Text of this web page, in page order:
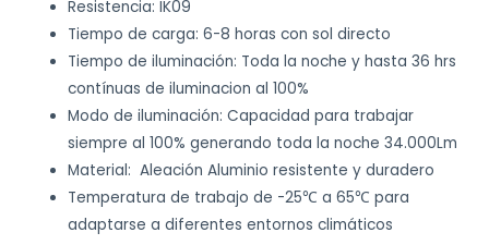
Resistencia: IK09
Tiempo de carga: 6-8 horas con sol directo
Tiempo de iluminación: Toda la noche y hasta 36 hrs
contínuas de iluminacion al 100%
Modo de iluminación: Capacidad para trabajar
siempre al 100% generando toda la noche 34.000Lm
Material: Aleación Aluminio resistente y duradero
Temperatura de trabajo de -25℃ a 65℃ para
adaptarse a diferentes entornos climáticos